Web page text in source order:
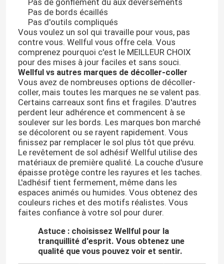
Pas de bords écaillés
Pas d'outils compliqués
Vous voulez un sol qui travaille pour vous, pas
contre vous. Wellful vous offre cela. Vous
comprenez pourquoi c'est le MEILLEUR CHOIX
pour des mises à jour faciles et sans souci.
Wellful vs autres marques de décoller-coller
Vous avez de nombreuses options de décoller-
coller, mais toutes les marques ne se valent pas.
Certains carreaux sont fins et fragiles. D'autres
perdent leur adhérence et commencent à se
soulever sur les bords. Les marques bon marché
se décolorent ou se rayent rapidement. Vous
finissez par remplacer le sol plus tôt que prévu.
Le revêtement de sol adhésif Wellful utilise des
matériaux de première qualité. La couche d'usure
épaisse protège contre les rayures et les taches.
L'adhésif tient fermement, même dans les
espaces animés ou humides. Vous obtenez des
couleurs riches et des motifs réalistes. Vous
faites confiance à votre sol pour durer.
Astuce : choisissez Wellful pour la
tranquillité d'esprit. Vous obtenez une
qualité que vous pouvez voir et sentir.